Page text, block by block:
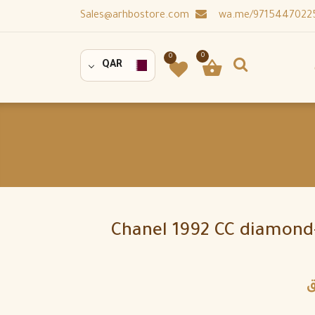
0
0
QAR
Chanel 1992 CC